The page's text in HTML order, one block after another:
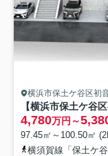
横浜市保土ケ谷区初
4,780万円～
97.45㎡～100.50㎡
横須賀線「保土ケ